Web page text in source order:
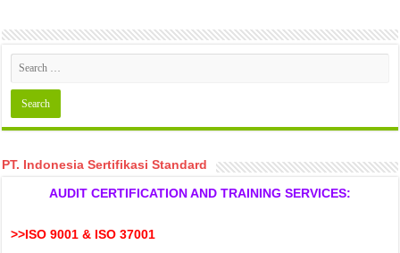
PT. Indonesia Sertifikasi Standard
AUDIT CERTIFICATION AND TRAINING SERVICES:
>>ISO 9001 & ISO 37001